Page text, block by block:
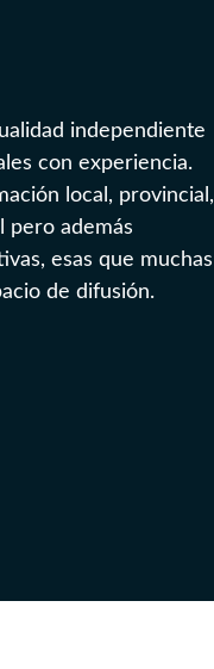
independiente
con experiencia.
local, provincial,
pero además
esas que muchas
de difusión.